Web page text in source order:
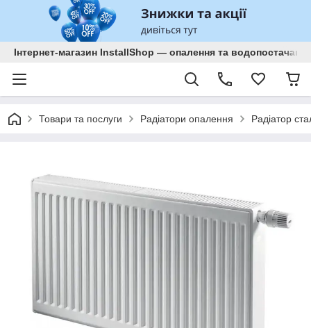
Інтернет-магазин InstallShop — опалення та водопостачання
Товари та послуги Радіатори опалення Радіатор